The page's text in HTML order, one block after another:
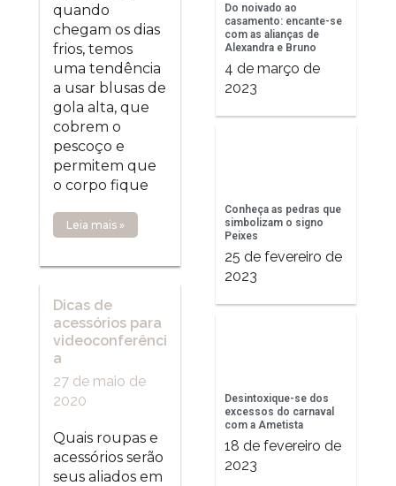
quando
chegam os dias
frios, temos
uma tendência
a usar blusas de
gola alta, que
cobrem o
pescoço e
permitem que
o corpo fique
Leia mais »
Dicas de
acessórios para
videoconferênci
a
27 de maio de
2020
Quais roupas e
acessórios serão
seus aliados em
Do noivado ao
casamento: encante-se
com as alianças de
Alexandra e Bruno
4 de março de
2023
Conheça as pedras que
simbolizam o signo
Peixes
25 de fevereiro de
2023
Desintoxique-se dos
excessos do carnaval
com a Ametista
18 de fevereiro de
2023